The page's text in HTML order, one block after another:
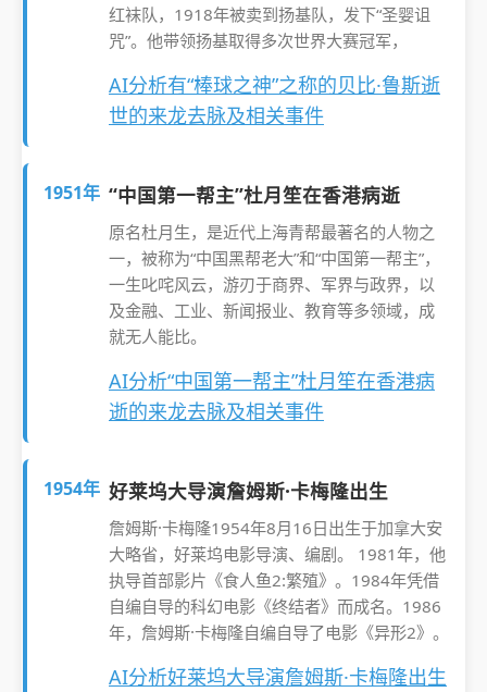
红袜队，1918年被卖到扬基队，发下“圣婴诅
咒”。他带领扬基取得多次世界大赛冠军，
AI分析有“棒球之神”之称的贝比·鲁斯逝
世的来龙去脉及相关事件
1951年 “中国第一帮主”杜月笙在香港病逝
原名杜月生，是近代上海青帮最著名的人物之
一，被称为“中国黑帮老大”和“中国第一帮主”，
一生叱咤风云，游刃于商界、军界与政界，以
及金融、工业、新闻报业、教育等多领域，成
就无人能比。
AI分析“中国第一帮主”杜月笙在香港病
逝的来龙去脉及相关事件
1954年 好莱坞大导演詹姆斯·卡梅隆出生
詹姆斯·卡梅隆1954年8月16日出生于加拿大安
大略省，好莱坞电影导演、编剧。 1981年，他
执导首部影片《食人鱼2:繁殖》。1984年凭借
自编自导的科幻电影《终结者》而成名。1986
年，詹姆斯·卡梅隆自编自导了电影《异形2》。
AI分析好莱坞大导演詹姆斯·卡梅隆出生